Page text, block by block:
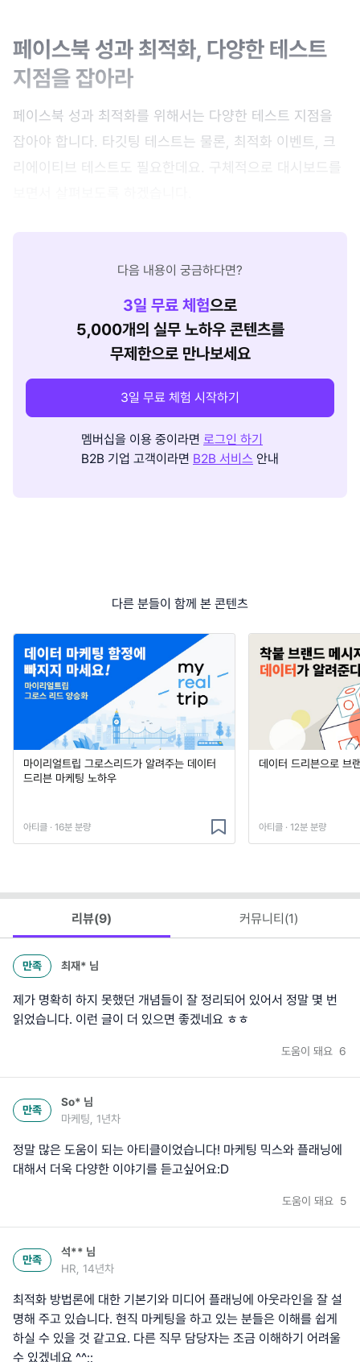
페이스북 성과 최적화, 다양한 테스트
지점을 잡아라
페이스북 성과 최적화를 위해서는 다양한 테스트 지점을
잡아야 합니다. 타깃팅 테스트는 물론, 최적화 이벤트, 크
리에이티브 테스트도 필요한데요. 구체적으로 대시보드를
다음 내용이 궁금하다면?
3일 무료 체험으로
5,000개의 실무 노하우 콘텐츠를
무제한으로 만나보세요
3일 무료 체험 시작하기
멤버십을 이용 중이라면 로그인 하기
B2B 기업 고객이라면 B2B 서비스 안내
다른 분들이 함께 본 콘텐츠
마이리얼트립 그로스리드가 알려주는 데이터
드리븐 마케팅 노하우
아티클 · 16분 분량
데이터 드리븐으로 브
아티클 · 12분 분량
리뷰(9) 커뮤니티(1)
만족 최재* 님
제가 명확히 하지 못했던 개념들이 잘 정리되어 있어서 정말 몇 번
읽었습니다. 이런 글이 더 있으면 좋겠네요 ㅎㅎ
도움이 돼요 6
만족
So* 님
마케팅, 1년차
정말 많은 도움이 되는 아티클이었습니다! 마케팅 믹스와 플래닝에
대해서 더욱 다양한 이야기를 듣고싶어요:D
도움이 돼요 5
만족
석** 님
HR, 14년차
최적화 방법론에 대한 기본기와 미디어 플래닝에 아웃라인을 잘 설
명해 주고 있습니다. 현직 마케팅을 하고 있는 분들은 이해를 쉽게
하실 수 있을 것 같고요. 다른 직무 담당자는 조금 이해하기 어려울
수 있겠네요 ^^;;